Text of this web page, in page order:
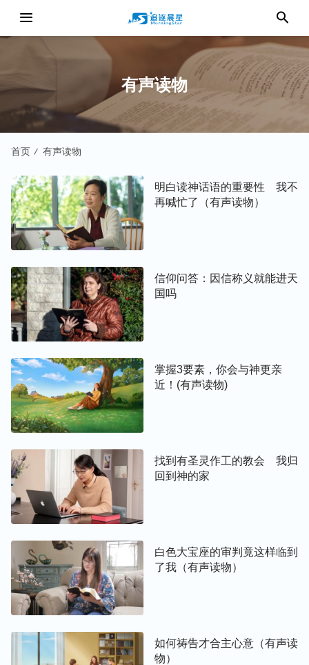
有声读物
首页 / 有声读物
明白读神话语的重要性 我不
再喊忙了（有声读物）
信仰问答：因信称义就能进天
国吗
掌握3要素，你会与神更亲
近！(有声读物)
找到有圣灵作工的教会 我归
回到神的家
白色大宝座的审判竟这样临到
了我（有声读物）
如何祷告才合主心意（有声读
物）